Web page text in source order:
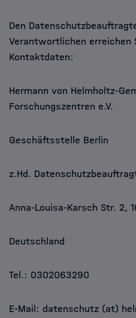
Den
Verantwortlichen erreichen
Kontaktdaten:
Hermann von Helmholtz-
Forschungszentren e.V.
Geschäftsstelle Berlin
z.Hd.
Anna-Louisa-Karsch Str. 2,
Deutschland
Tel.: 0302063290
E-Mail: datenschutz (at)